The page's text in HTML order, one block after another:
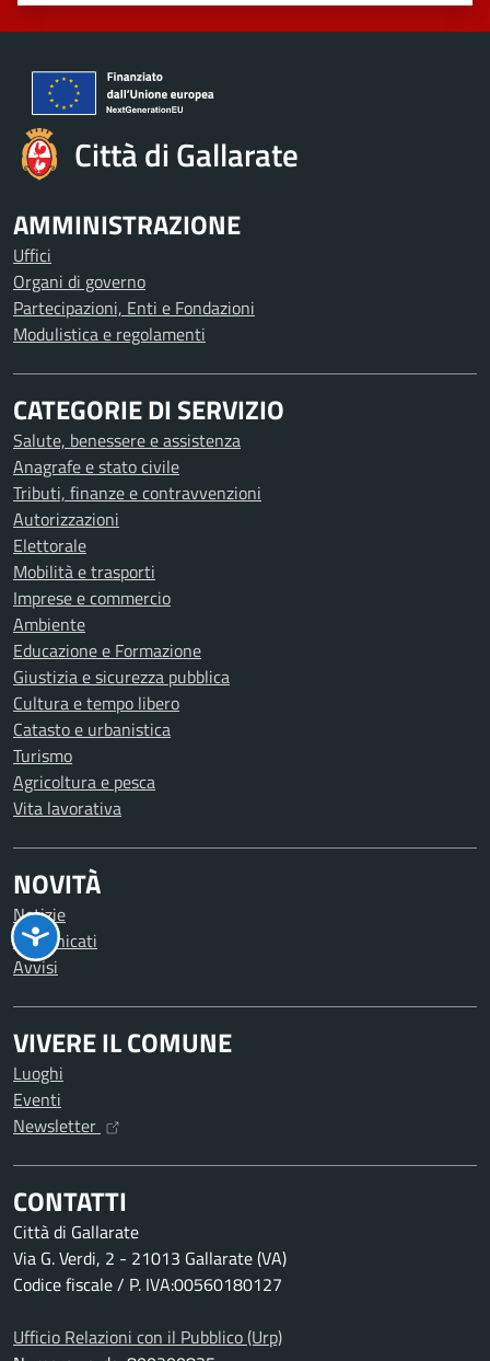
Città di Gallarate
AMMINISTRAZIONE
Uffici
Organi di governo
Partecipazioni, Enti e Fondazioni
Modulistica e regolamenti
CATEGORIE DI SERVIZIO
Salute, benessere e assistenza
Anagrafe e stato civile
Tributi, finanze e contravvenzioni
Autorizzazioni
Elettorale
Mobilità e trasporti
Imprese e commercio
Ambiente
Educazione e Formazione
Giustizia e sicurezza pubblica
Cultura e tempo libero
Catasto e urbanistica
Turismo
Agricoltura e pesca
Vita lavorativa
NOVITÀ
Notizie
Comunicati
Avvisi
VIVERE IL COMUNE
Luoghi
Eventi
Newsletter
CONTATTI
Città di Gallarate
Via G. Verdi, 2 - 21013 Gallarate (VA)
Codice fiscale / P. IVA:00560180127
Ufficio Relazioni con il Pubblico (Urp)